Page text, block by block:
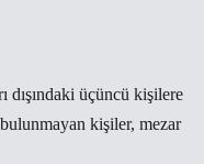
üçüncü kişilere
kişiler, mezar